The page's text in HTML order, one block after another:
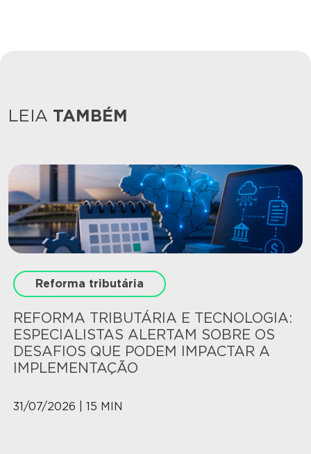
LEIA TAMBÉM
Reforma tributária
REFORMA TRIBUTÁRIA E TECNOLOGIA:
ESPECIALISTAS ALERTAM SOBRE OS
DESAFIOS QUE PODEM IMPACTAR A
IMPLEMENTAÇÃO
31/07/2026 | 15 MIN